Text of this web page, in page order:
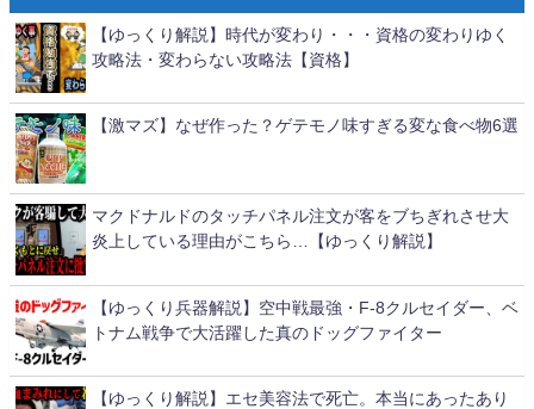
【ゆっくり解説】時代が変わり・・・資格の変わりゆく
攻略法・変わらない攻略法【資格】
【激マズ】なぜ作った？ゲテモノ味すぎる変な食べ物6選
マクドナルドのタッチパネル注文が客をブちぎれさせ大
炎上している理由がこちら…【ゆっくり解説】
【ゆっくり兵器解説】空中戦最強・F-8クルセイダー、ベ
トナム戦争で大活躍した真のドッグファイター
【ゆっくり解説】エセ美容法で死亡。本当にあったあり